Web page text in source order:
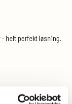
- helt perfekt løsning.